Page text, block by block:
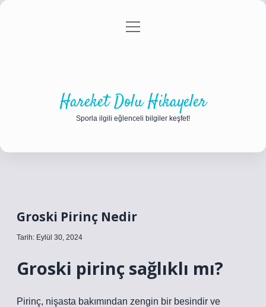
Gizlilik Politikası
menüyü
Hareket Dolu Hikayeler
Sporla ilgili eğlenceli bilgiler keşfet!
Groski Pirinç Nedir
Tarih: Eylül 30, 2024
Groski pirinç sağlıklı mı?
Pirinç, nişasta bakımından zengin bir besindir ve